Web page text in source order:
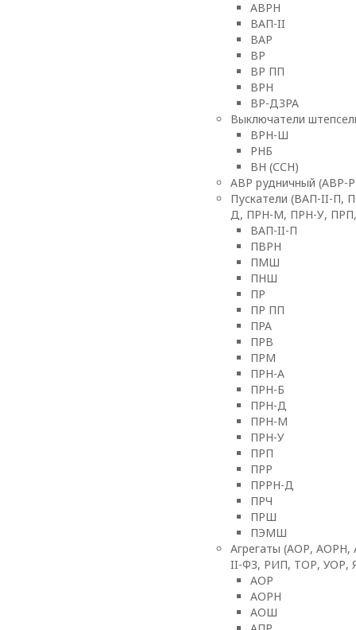
АВРН
ВАП-II
ВАР
ВР
ВР ПП
ВРН
ВР-ДЗРА
Выключатели
ВРН-Ш
РНБ
ВН (ССН)
АВР рудничный (АВР-
Пускатели (ВАП-II-
Д, ПРН-М, ПРН-У,
ВАП-II-П
ПВРН
ПМШ
ПНШ
ПР
ПР ПП
ПРА
ПРВ
ПРМ
ПРН-А
ПРН-Б
ПРН-Д
ПРН-М
ПРН-У
ПРП
ПРР
ПРРН-Д
ПРЧ
ПРШ
ПЭМШ
Агрегаты (АОР,
II-ФЗ, РИП, ТОР, УОР,
АОР
АОРН
АОШ